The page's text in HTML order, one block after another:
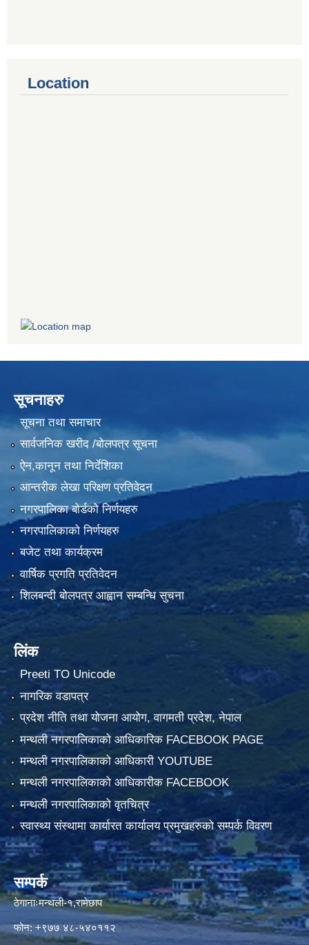
Location
सूचनाहरु
सूचना तथा समाचार
सार्वजनिक खरीद /बोलपत्र सूचना
ऐन,कानून तथा निर्देशिका
आन्तरीक लेखा परिक्षण प्रतिवेदन
नगरपालिका बोर्डको निर्णयहरु
नगरपालिकाको निर्णयहरु
बजेट तथा कार्यक्रम
वार्षिक प्रगति प्रतिवेदन
शिलबन्दी बोलपत्र आह्वान सम्बन्धि सुचना
लिंक
Preeti TO Unicode
नागरिक वडापत्र
प्रदेश नीति तथा योजना आयोग, वागमती प्रदेश, नेपाल
मन्थली नगरपालिकाको आधिकारिक FACEBOOK PAGE
मन्थली नगरपालिकाको आधिकारी YOUTUBE
मन्थली नगरपालिकाको आधिकारीक FACEBOOK
मन्थली नगरपालिकाको वृतचित्र
स्वास्थ्य संस्थामा कार्यारत कार्यालय प्रमुखहरुको सम्पर्क विवरण
सम्पर्क
ठेगानाःमन्थली-१,रामेछाप
फोन: +९७७ ४८-५४०११२